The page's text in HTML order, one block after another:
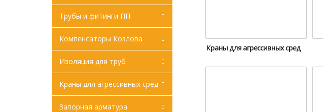
Трубы и фитинги ПП
Компенсаторы Козлова
Изоляция для труб
Краны для агрессивных сред
Запорная арматура
Краны для агрессивных сред